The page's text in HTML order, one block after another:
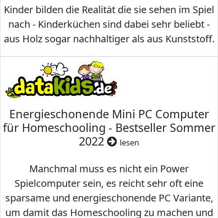
Kinder bilden die Realität die sie sehen im Spiel
nach - Kinderküchen sind dabei sehr beliebt -
aus Holz sogar nachhaltiger als aus Kunststoff.
Energieschonende Mini PC Computer
für Homeschooling - Bestseller Sommer
2022
lesen
Manchmal muss es nicht ein Power
Spielcomputer sein, es reicht sehr oft eine
sparsame und energieschonende PC Variante,
um damit das Homeschooling zu machen und